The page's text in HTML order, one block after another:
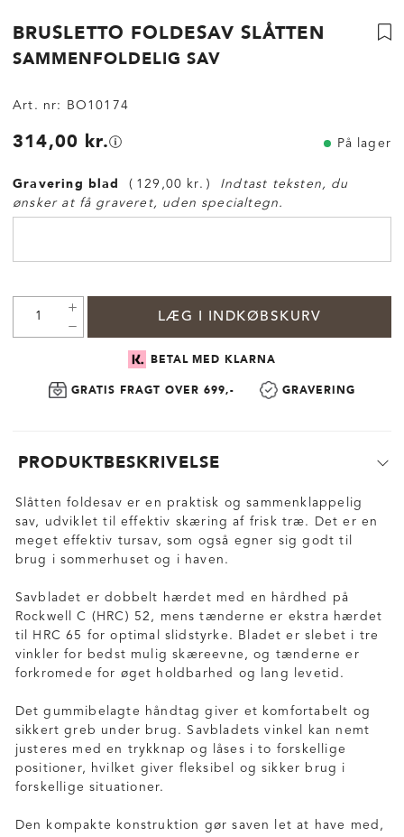
BRUSLETTO FOLDESAV SLÅTTEN
SAMMENFOLDELIG SAV
Art. nr: BO10174
314,00 kr. På lager
Gravering blad 129,00 kr.
Indtast teksten, du
ønsker at få graveret, uden specialtegn.
LÆG I INDKØBSKURV
BETAL MED KLARNA
GRATIS FRAGT OVER 699,- GRAVERING
PRODUKTBESKRIVELSE
Slåtten foldesav er en praktisk og sammenklappelig
sav, udviklet til effektiv skæring af frisk træ. Det er en
meget effektiv tursav, som også egner sig godt til
brug i sommerhuset og i haven.
Savbladet er dobbelt hærdet med en hårdhed på
Rockwell C (HRC) 52, mens tænderne er ekstra hærdet
til HRC 65 for optimal slidstyrke. Bladet er slebet i tre
vinkler for bedst mulig skæreevne, og tænderne er
forkromede for øget holdbarhed og lang levetid.
Det gummibelagte håndtag giver et komfortabelt og
sikkert greb under brug. Savbladets vinkel kan nemt
justeres med en trykknap og låses i to forskellige
positioner, hvilket giver fleksibel og sikker brug i
forskellige situationer.
Den kompakte konstruktion gør saven let at have med,